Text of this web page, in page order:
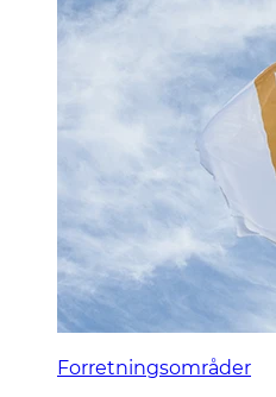
Forretningsområder